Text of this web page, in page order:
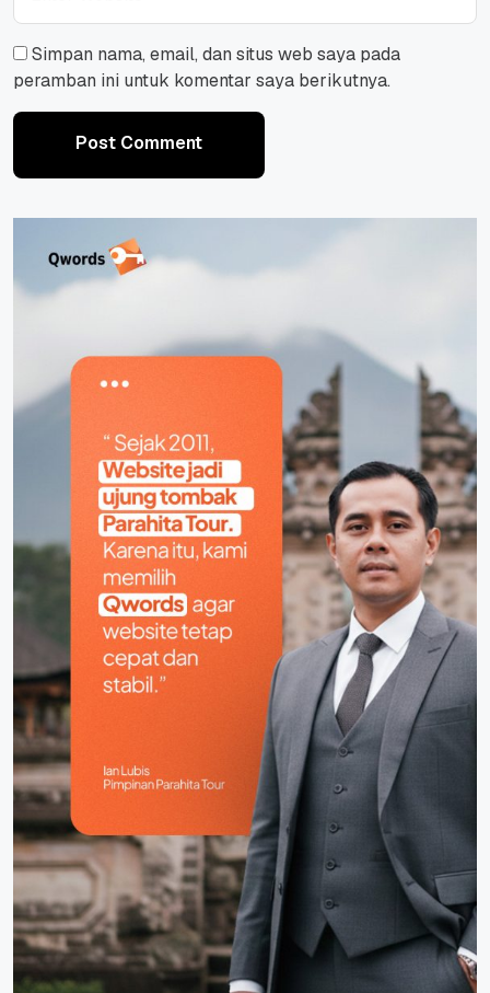
Simpan nama, email, dan situs web saya pada
peramban ini untuk komentar saya berikutnya.
Post Comment